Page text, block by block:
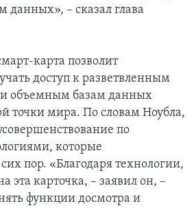
данных», – сказал глава
карта позволит
доступ к разветвленным
и объемным базам данных
точки мира. По словам Ноубла,
по
которые
пор. «Благодаря технологии,
эта карточка, – заявил он, –
функции досмотра и